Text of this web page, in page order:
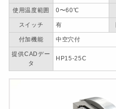
使用温度範囲 0〜60℃
スイッチ 有
付加機能 中空穴付
提供CADデー
タ
HP15-25C